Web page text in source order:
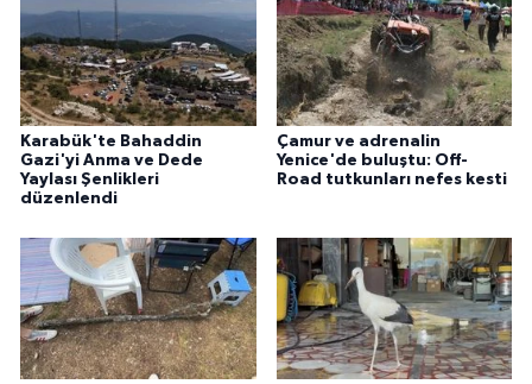
Karabük'te Bahaddin
Gazi'yi Anma ve Dede
Yaylası Şenlikleri
düzenlendi
Çamur ve adrenalin
Yenice'de buluştu: Off-
Road tutkunları nefes kesti